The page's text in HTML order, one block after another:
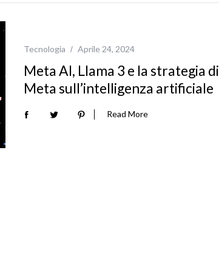
Tecnologia Aprile 24, 2024
Meta AI, Llama 3 e la strategia di
Meta sull’intelligenza artificiale
Read More